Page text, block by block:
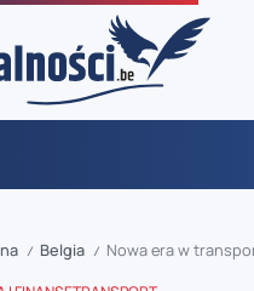
/ Belgia / Nowa era w transporcie kolejowym: luksemburskie